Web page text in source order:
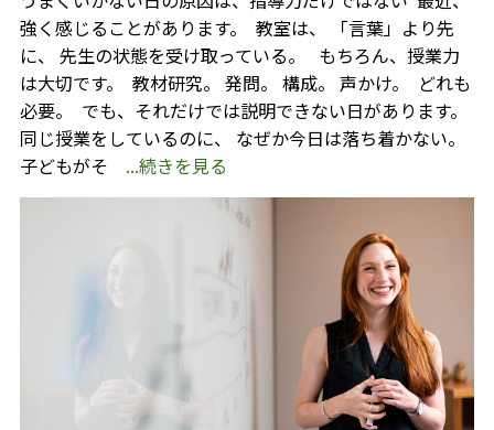
強く感じることがあります。 ⁡ 教室は、 「言葉」より先
に、 先生の状態を受け取っている。 ⁡ ⁡ もちろん、授業力
は大切です。 ⁡ 教材研究。 発問。 構成。 声かけ。 ⁡ どれも
必要。 ⁡ でも、それだけでは説明できない日があります。 ⁡
同じ授業をしているのに、 なぜか今日は落ち着かない。 ⁡
子どもがそ ...続きを見る